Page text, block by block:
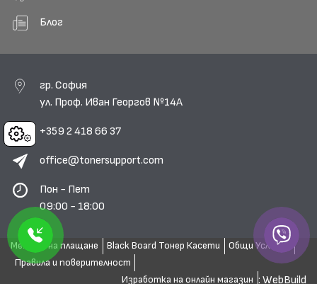
Cookies
Блог
гр. София
ул. Проф. Иван Георгов №14А
+359 2 418 66 37
office@tonersupport.com
Пон - Пет
09:00 - 18:00
Методи на плащане Black Board Тонер Касети
Общи Условия
Правила и поверителност
Изработка на онлайн магазин : WebBuild